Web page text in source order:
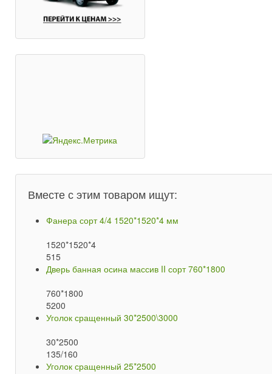
Вместе с этим товаром ищут:
Фанера сорт 4/4 1520*1520*4 мм
1520*1520*4
515
Дверь банная осина массив II сорт 760*1800
760*1800
5200
Уголок сращенный 30*2500\3000
30*2500
135/160
Уголок сращенный 25*2500